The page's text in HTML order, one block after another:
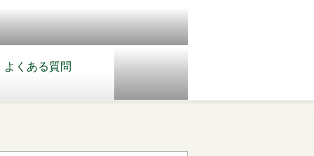
よくある質問